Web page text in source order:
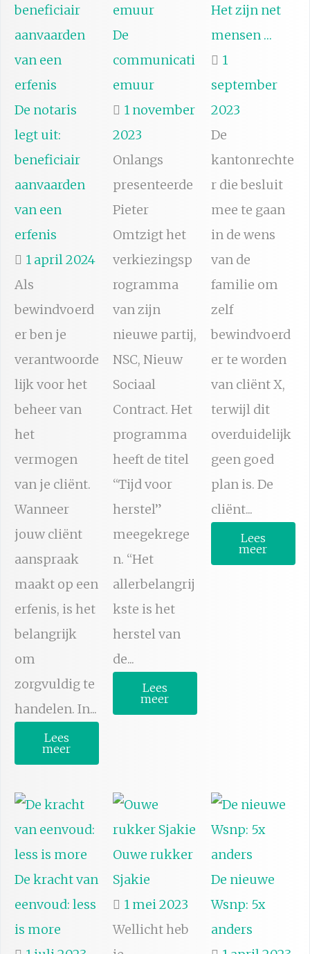
De notaris
legt uit:
beneficiair
aanvaarden
van een
erfenis
1 april 2024
Als
bewindvoerd
er ben je
verantwoorde
lijk voor het
beheer van
het
vermogen
van je cliënt.
Wanneer
jouw cliënt
aanspraak
maakt op een
erfenis, is het
belangrijk
om
zorgvuldig te
handelen. In...
Lees
meer
De
communicati
emuur
1 november
2023
Onlangs
presenteerde
Pieter
Omtzigt het
verkiezingsp
rogramma
van zijn
nieuwe partij,
NSC, Nieuw
Sociaal
Contract. Het
programma
heeft de titel
“Tijd voor
herstel”
meegekrege
n. “Het
allerbelangrij
kste is het
herstel van
de...
Lees
meer
Het zijn net
mensen …
1
september
2023
De
kantonrechte
r die besluit
mee te gaan
in de wens
van de
familie om
zelf
bewindvoerd
er te worden
van cliënt X,
terwijl dit
overduidelijk
geen goed
plan is. De
cliënt...
Lees
meer
De kracht van
eenvoud: less
is more
Ouwe rukker
Sjakie
1 mei 2023
Wellicht heb
De nieuwe
Wsnp: 5x
anders